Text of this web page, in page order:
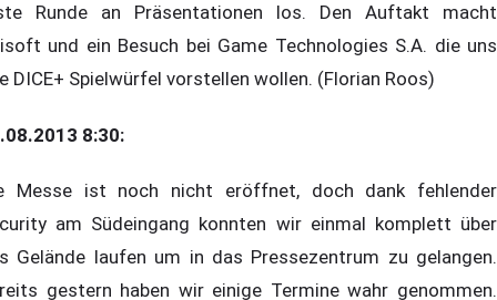
Runde an Präsentationen los. Den Auftakt macht
und ein Besuch bei Game Technologies S.A. die uns
DICE+ Spielwürfel vorstellen wollen. (Florian Roos)
8:30:
Messe ist noch nicht eröffnet, doch dank fehlender
am Südeingang konnten wir einmal komplett über
Gelände laufen um in das Pressezentrum zu gelangen.
gestern haben wir einige Termine wahr genommen.